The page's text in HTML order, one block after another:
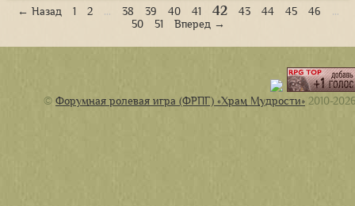
← Назад 1 2 … 38 39 40 41 42 43 44 45 46
…
50
51 Вперед →
© Форумная ролевая игра (ФРПГ) «Храм Мудрости» 2010-